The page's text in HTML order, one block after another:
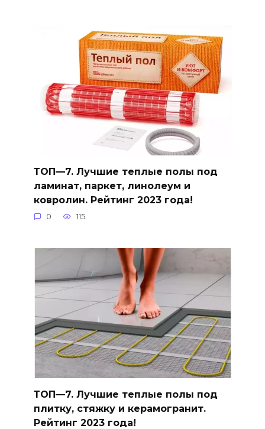
ТОП—7. Лучшие теплые полы под
ламинат, паркет, линолеум и
ковролин. Рейтинг 2023 года!
0 115
ТОП—7. Лучшие теплые полы под
плитку, стяжку и керамогранит.
Рейтинг 2023 года!